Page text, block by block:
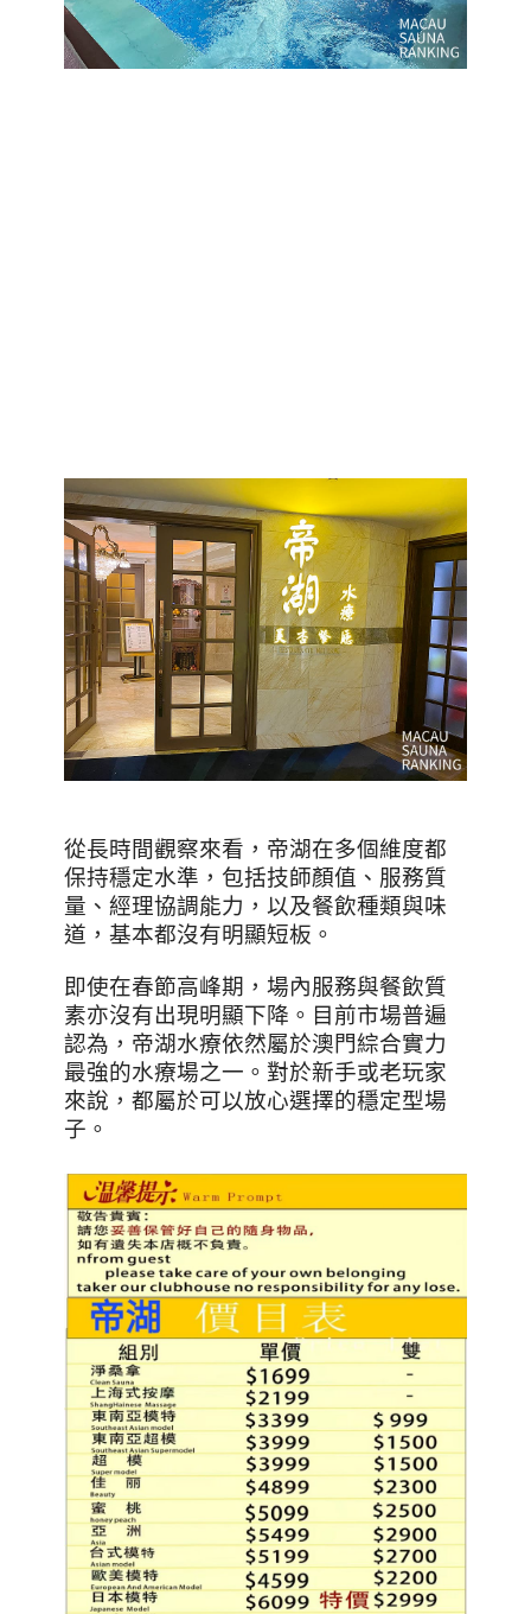
從長時間觀察來看，帝湖在多個維度都
保持穩定水準，包括技師顏值、服務質
量、經理協調能力，以及餐飲種類與味
道，基本都沒有明顯短板。
即使在春節高峰期，場內服務與餐飲質
素亦沒有出現明顯下降。目前市場普遍
認為，帝湖水療依然屬於澳門綜合實力
最強的水療場之一。 對於新手或老玩家
來說，都屬於可以放心選擇的穩定型場
子。